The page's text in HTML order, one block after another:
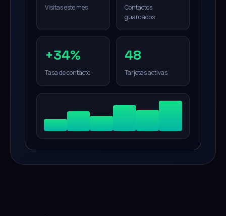
Visitas este mes
Contactos
guardados
+34%
Tasa de contacto
48
Tarjetas activas